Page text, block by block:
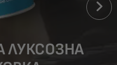
ЛУКСОЗНА